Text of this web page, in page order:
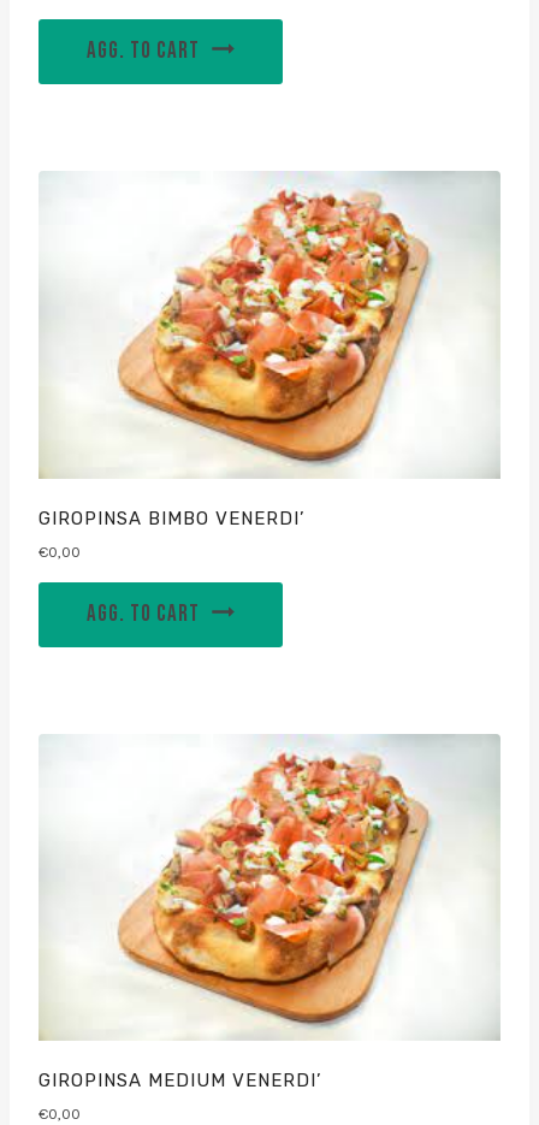
AGG. TO CART
GIROPINSA BIMBO VENERDI’
€0,00
AGG. TO CART
GIROPINSA MEDIUM VENERDI’
€0,00